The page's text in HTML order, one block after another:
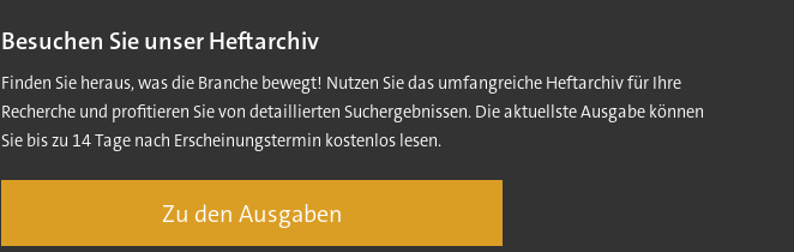
Besuchen Sie unser Heftarchiv
Finden Sie heraus, was die Branche bewegt! Nutzen Sie das umfangreiche Heftarchiv für Ihre
Recherche und profitieren Sie von detaillierten Suchergebnissen. Die aktuellste Ausgabe können
Sie bis zu 14 Tage nach Erscheinungstermin kostenlos lesen.
Zu den Ausgaben